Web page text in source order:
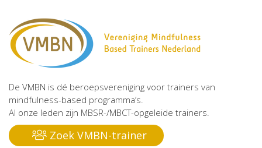
De VMBN is dé beroepsvereniging voor trainers van
mindfulness-based programma’s.
Al onze leden zijn MBSR-/MBCT-opgeleide trainers.
Zoek VMBN-trainer